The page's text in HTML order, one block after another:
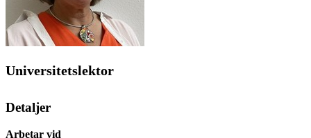
Universitetslektor
Detaljer
Arbetar vid